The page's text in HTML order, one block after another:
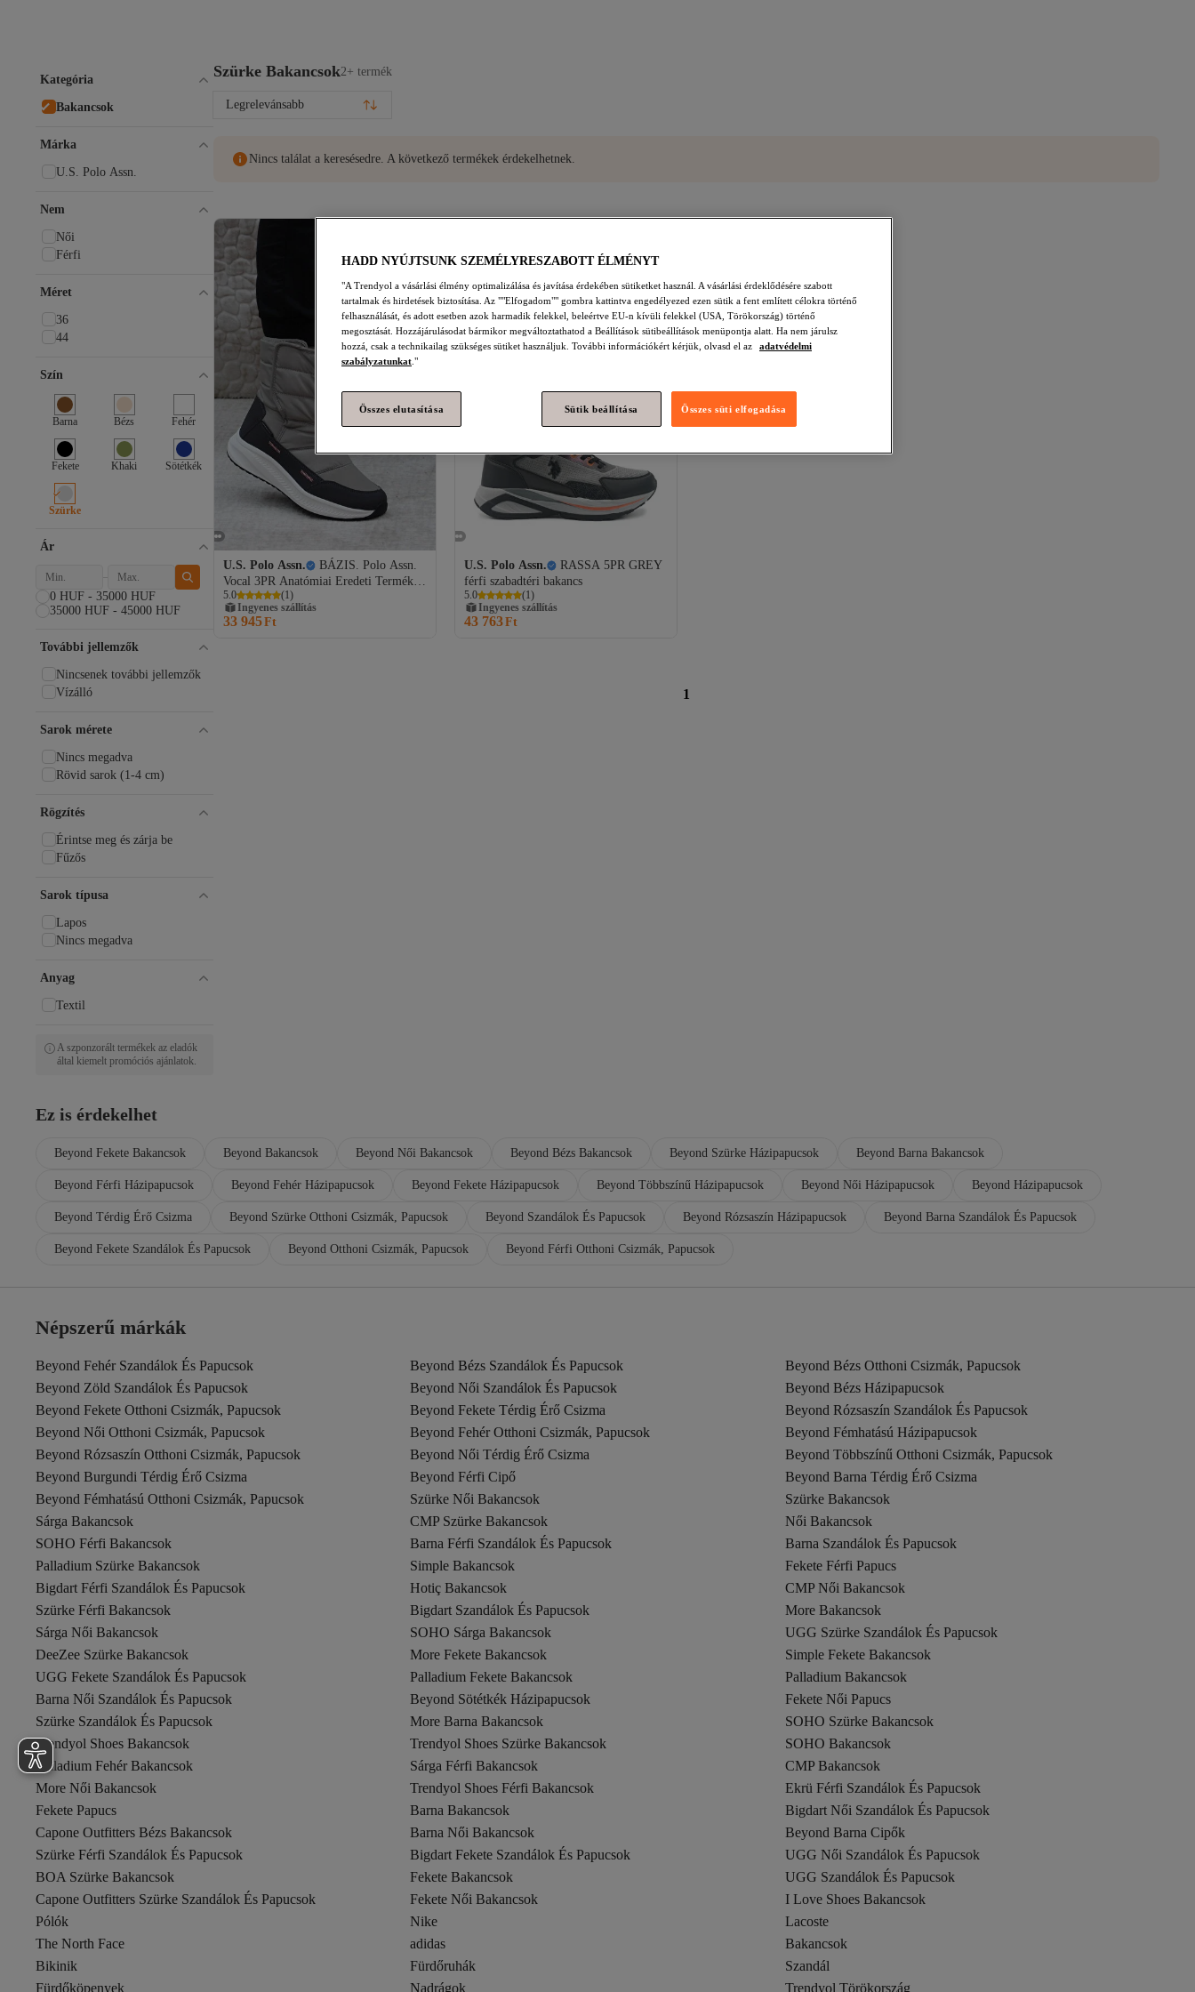
Szürke Bakancsok2+ termék
Legrelevánsabb
Nincs találat a keresésedre. A következő termékek érdekelhetnek.
U.S. Polo Assn.
BÁZIS. Polo Assn.
Vocal 3PR Anatómiai Eredeti Termék
Vízálló női szabadtéri csizma
5.0 (1)
Ingyenes szállítás
33 945Ft
U.S. Polo Assn.
RASSA 5PR GREY
férfi szabadtéri bakancs
5.0 (1)
Ingyenes szállítás
43 763Ft
1
Kategória
Bakancsok
Márka
U.S. Polo Assn.
Nem
Női
Férfi
Méret
36
44
Szín
Barna Bézs Fehér
Fekete Khaki Sötétkék
Szürke
Ár
0 HUF - 35000 HUF
35000 HUF - 45000 HUF
További jellemzők
Nincsenek további jellemzők
Vízálló
Sarok mérete
Nincs megadva
Rövid sarok (1-4 cm)
Rögzítés
Érintse meg és zárja be
Fűzős
Sarok típusa
Lapos
Nincs megadva
Anyag
Textil
A szponzorált termékek az eladók
által kiemelt promóciós ajánlatok.
Ez is érdekelhet
Beyond Fekete Bakancsok Beyond Bakancsok Beyond Női Bakancsok Beyond Bézs Bakancsok Beyond Szürke Házipapucsok Beyond Barna Bakancsok
Beyond Férfi Házipapucsok Beyond Fehér Házipapucsok Beyond Fekete Házipapucsok Beyond Többszínű Házipapucsok Beyond Női Házipapucsok Beyond Házipapucsok
Beyond Térdig Érő Csizma Beyond Szürke Otthoni Csizmák, Papucsok Beyond Szandálok És Papucsok Beyond Rózsaszín Házipapucsok Beyond Barna Szandálok És Papucsok
Beyond Fekete Szandálok És Papucsok Beyond Otthoni Csizmák, Papucsok Beyond Férfi Otthoni Csizmák, Papucsok
Népszerű márkák
Beyond Fehér Szandálok És Papucsok Beyond Bézs Szandálok És Papucsok
Beyond Bézs Otthoni Csizmák, Papucsok
Beyond Zöld Szandálok És Papucsok
Beyond Női Szandálok És Papucsok
Beyond Bézs Házipapucsok
Beyond Fekete Otthoni Csizmák, Papucsok
Beyond Fekete Térdig Érő Csizma
Beyond Rózsaszín Szandálok És Papucsok
Beyond Női Otthoni Csizmák, Papucsok
Beyond Fehér Otthoni Csizmák, Papucsok
Beyond Fémhatású Házipapucsok
Beyond Rózsaszín Otthoni Csizmák, Papucsok
Beyond Női Térdig Érő Csizma
Beyond Többszínű Otthoni Csizmák, Papucsok
Beyond Burgundi Térdig Érő Csizma
Beyond Férfi Cipő
Beyond Barna Térdig Érő Csizma
Beyond Fémhatású Otthoni Csizmák, Papucsok
Szürke Női Bakancsok
Szürke Bakancsok
Sárga Bakancsok
CMP Szürke Bakancsok
Női Bakancsok
SOHO Férfi Bakancsok
Barna Férfi Szandálok És Papucsok
Barna Szandálok És Papucsok
Palladium Szürke Bakancsok
Simple Bakancsok
Fekete Férfi Papucs
Bigdart Férfi Szandálok És Papucsok
Hotiç Bakancsok
CMP Női Bakancsok
Szürke Férfi Bakancsok
Bigdart Szandálok És Papucsok
More Bakancsok
Sárga Női Bakancsok
SOHO Sárga Bakancsok
UGG Szürke Szandálok És Papucsok
DeeZee Szürke Bakancsok
More Fekete Bakancsok
Simple Fekete Bakancsok
UGG Fekete Szandálok És Papucsok
Palladium Fekete Bakancsok
Palladium Bakancsok
Barna Női Szandálok És Papucsok
Beyond Sötétkék Házipapucsok
Fekete Női Papucs
Szürke Szandálok És Papucsok
More Barna Bakancsok
SOHO Szürke Bakancsok
Trendyol Shoes Bakancsok
Trendyol Shoes Szürke Bakancsok
SOHO Bakancsok
Palladium Fehér Bakancsok
Sárga Férfi Bakancsok
CMP Bakancsok
More Női Bakancsok
Trendyol Shoes Férfi Bakancsok
Ekrü Férfi Szandálok És Papucsok
Fekete Papucs
Barna Bakancsok
Bigdart Női Szandálok És Papucsok
Capone Outfitters Bézs Bakancsok
Barna Női Bakancsok
Beyond Barna Cipők
Szürke Férfi Szandálok És Papucsok
Bigdart Fekete Szandálok És Papucsok
UGG Női Szandálok És Papucsok
BOA Szürke Bakancsok
Fekete Bakancsok
UGG Szandálok És Papucsok
Capone Outfitters Szürke Szandálok És Papucsok
Fekete Női Bakancsok
I Love Shoes Bakancsok
Pólók
Nike
Lacoste
The North Face
adidas
Bakancsok
Bikinik
Fürdőruhák
Szandál
Fürdőköpenyek
Nadrágok Trendyol Törökország
HADD NYÚJTSUNK SZEMÉLYRESZABOTT ÉLMÉNYT
"A Trendyol a vásárlási élmény optimalizálása és javítása érdekében sütiketket használ. A vásárlási érdeklődésére szabott
tartalmak és hirdetések biztosítása. Az ""Elfogadom"" gombra kattintva engedélyezed ezen sütik a fent említett célokra történő
felhasználását, és adott esetben azok harmadik felekkel, beleértve EU-n kívüli felekkel (USA, Törökország) történő
megosztását. Hozzájárulásodat bármikor megváltoztathatod a Beállítások sütibeállítások menüpontja alatt. Ha nem járulsz
hozzá, csak a technikailag szükséges sütiket használjuk. További információkért kérjük, olvasd el az
adatvédelmi
szabályzatunkat ."
Összes elutasítása Sütik beállítása Összes süti elfogadása